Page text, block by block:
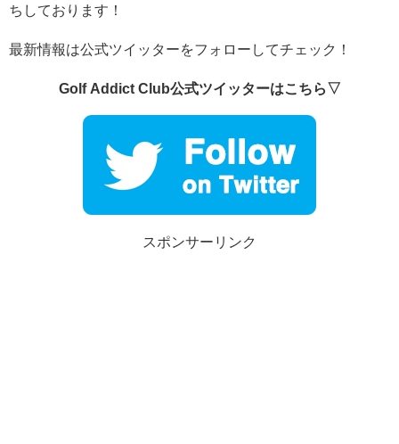
ちしております！
最新情報は公式ツイッターをフォローしてチェック！
Golf Addict Club公式ツイッターはこちら▽
スポンサーリンク